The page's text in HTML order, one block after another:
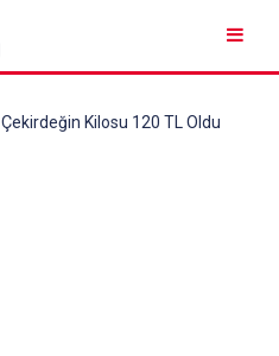
Çekirdeğin Kilosu 120 TL Oldu